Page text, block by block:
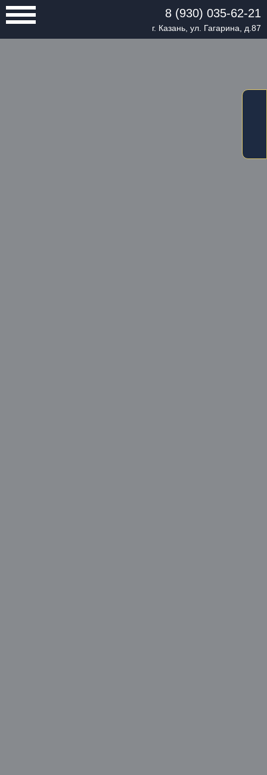
8 (930) 035-62-21
г. Казань, ул. Гагарина, д.87